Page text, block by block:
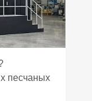
песчаных